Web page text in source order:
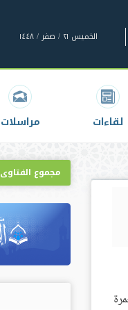
الخميس ٢١ / صفر / ١٤٤٨
لقاءات مراسلات
مجموع الفتاوى